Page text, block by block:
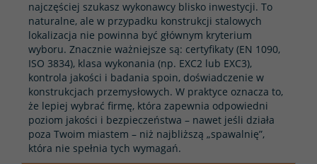
najczęściej szukasz wykonawcy blisko inwestycji. To
naturalne, ale w przypadku konstrukcji stalowych
lokalizacja nie powinna być głównym kryterium
wyboru. Znacznie ważniejsze są: certyfikaty (EN 1090,
ISO 3834), klasa wykonania (np. EXC2 lub EXC3),
kontrola jakości i badania spoin, doświadczenie w
konstrukcjach przemysłowych. W praktyce oznacza to,
że lepiej wybrać firmę, która zapewnia odpowiedni
poziom jakości i bezpieczeństwa – nawet jeśli działa
poza Twoim miastem – niż najbliższą „spawalnię”,
która nie spełnia tych wymagań.